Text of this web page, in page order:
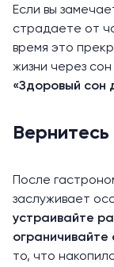
Если вы
страдаете от
время это
жизни через
«Здоровый сон
После
заслуживает
устраивайте
ограничивайте
то, что